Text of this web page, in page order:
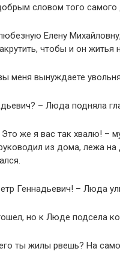
словом того самого
Елену
чтобы и он житья
меня вынуждаете
– Люда подняла
же я вас так хвалю! –
из дома, лежа на
Геннадьевич! – Люда
но к Люде подсела
ты жилы рвешь? На